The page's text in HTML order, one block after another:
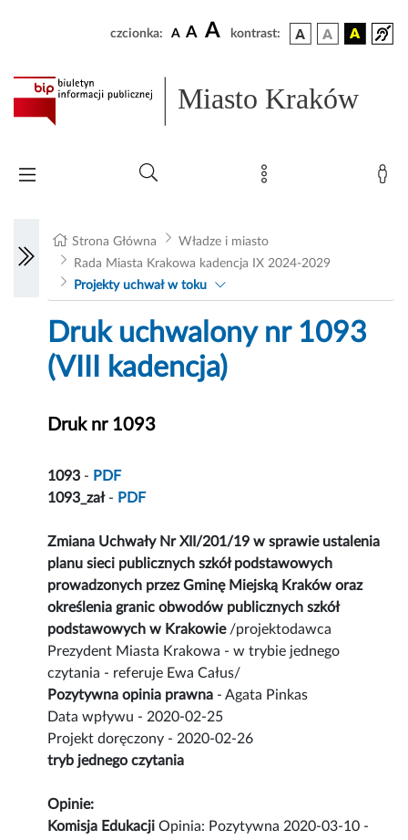
czcionka: A A A kontrast:
Miasto Kraków
Strona Główna
Władze i miasto
Rada Miasta Krakowa kadencja IX 2024-2029
Projekty uchwał w toku
Druk uchwalony nr 1093
(VIII kadencja)
Druk nr 1093
1093 - PDF
1093_zał- PDF
Zmiana Uchwały Nr XII/201/19 w sprawie ustalenia
planu sieci publicznych szkół podstawowych
prowadzonych przez Gminę Miejską Kraków oraz
określenia granic obwodów publicznych szkół
podstawowych w Krakowie/projektodawca
Prezydent Miasta Krakowa - w trybie jednego
czytania - referuje Ewa Całus/
Pozytywna opinia prawna - Agata Pinkas
Data wpływu - 2020-02-25
Projekt doręczony - 2020-02-26
tryb jednego czytania
Opinie:
Komisja Edukacji Opinia: Pozytywna 2020-03-10 -